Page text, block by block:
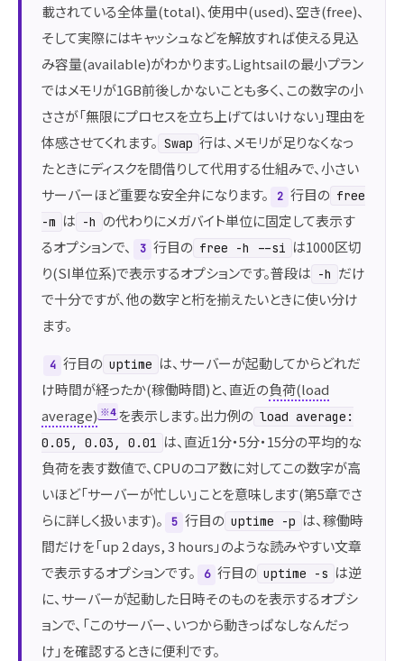
載されている全体量(total)、使用中(used)、空き(free)、
そして実際にはキャッシュなどを解放すれば使える見込
み容量(available)がわかります。Lightsailの最小プラン
ではメモリが1GB前後しかないことも多く、この数字の小
ささが「無限にプロセスを立ち上げてはいけない」理由を
体感させてくれます。 Swap 行は、メモリが足りなくなっ
たときにディスクを間借りして代用する仕組みで、小さい
サーバーほど重要な安全弁になります。
2 行目の free
-m は -h の代わりにメガバイト単位に固定して表示す
るオプションで、
3 行目の free -h --si は1000区切
り(SI単位系)で表示するオプションです。普段は -h だけ
で十分ですが、他の数字と桁を揃えたいときに使い分け
ます。
4 行目の uptime は、サーバーが起動してからどれだ
け時間が経ったか(稼働時間)と、直近の負荷(load
average) ※4 を表示します。出力例の load average:
0.05, 0.03, 0.01 は、直近1分・5分・15分の平均的な
負荷を表す数値で、CPUのコア数に対してこの数字が高
いほど「サーバーが忙しい」ことを意味します(第5章でさ
らに詳しく扱います)。
5 行目の uptime -p は、稼働時
間だけを「up 2 days, 3 hours」のような読みやすい文章
で表示するオプションです。
6 行目の uptime -s は逆
に、サーバーが起動した日時そのものを表示するオプシ
ョンで、「このサーバー、いつから動きっぱなしなんだっ
け」を確認するときに便利です。